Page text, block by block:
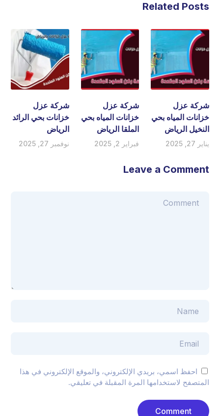
Related Posts
شركة عزل
خزانات بحي الرائد
الرياض
نوفمبر 27, 2025
شركة عزل
خزانات المياه بحي
الملقا الرياض
فبراير 2, 2025
شركة عزل
خزانات المياه بحي
النخيل الرياض
يناير 27, 2025
Leave a Comment
احفظ اسمي، بريدي الإلكتروني، والموقع الإلكتروني في هذا
المتصفح لاستخدامها المرة المقبلة في تعليقي.